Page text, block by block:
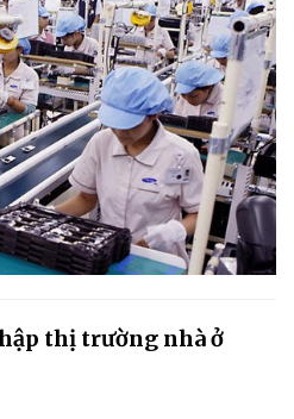
thị trường nhà ở